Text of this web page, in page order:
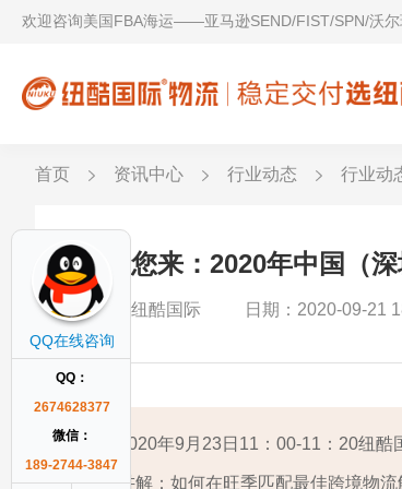
欢迎咨询美国FBA海运——亚马逊SEND/FIST/SPN/沃
首页 资讯中心 行业动态 行业动
邀请您来：2020年中国（
作者：纽酷国际 日期：2020-09-21
2020年9月23日11：00-11：20纽
讲解：如何在旺季匹配最佳跨境物流
QQ在线咨询
QQ：
2674628377
微信：
189-2744-3847